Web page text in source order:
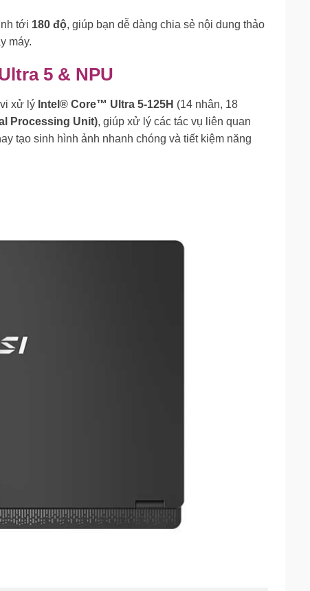
tới 180 độ, giúp bạn dễ dàng chia sẻ nội dung thảo
máy.
5 & NPU
xử lý Intel® Core™ Ultra 5-125H (14 nhân, 18
Processing Unit), giúp xử lý các tác vụ liên quan
tạo sinh hình ảnh nhanh chóng và tiết kiệm năng